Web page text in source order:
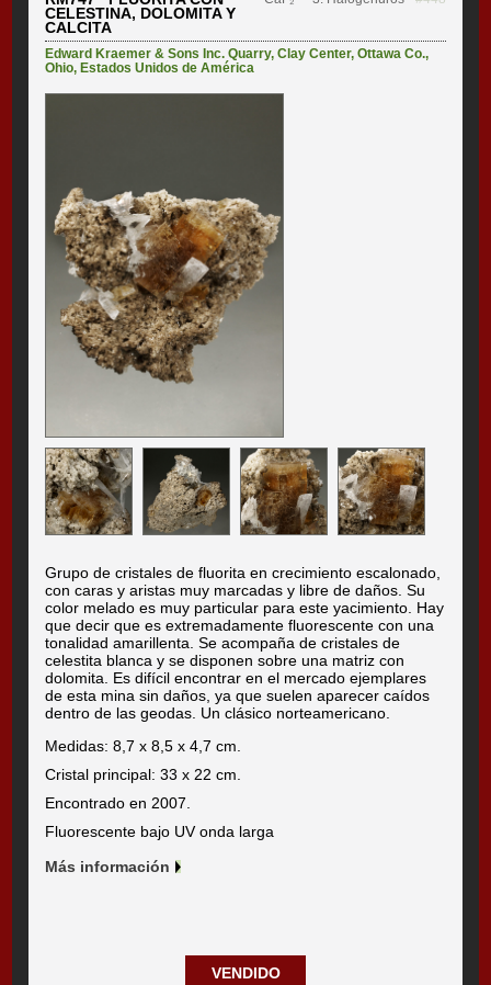
CELESTINA, DOLOMITA Y
CALCITA
Edward Kraemer & Sons Inc. Quarry,Clay Center,Ottawa Co.,
Ohio, Estados Unidos de América
Grupo de cristales de fluorita en crecimiento escalonado,
con caras y aristas muy marcadas y libre de daños. Su
color melado es muy particular para este yacimiento. Hay
que decir que es extremadamente fluorescente con una
tonalidad amarillenta. Se acompaña de cristales de
celestita blanca y se disponen sobre una matriz con
dolomita. Es difícil encontrar en el mercado ejemplares
de esta mina sin daños, ya que suelen aparecer caídos
dentro de las geodas. Un clásico norteamericano.
Medidas: 8,7 x 8,5 x 4,7 cm.
Cristal principal: 33 x 22 cm.
Encontrado en 2007.
Fluorescente bajo UV onda larga
Más información
VENDIDO